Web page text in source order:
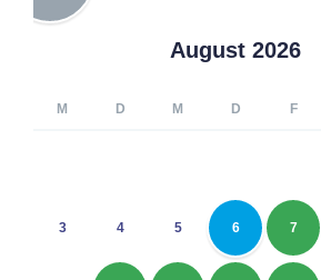
August 2026
M D M D F
3 4 5 6 7